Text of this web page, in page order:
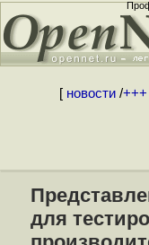
[ новости/+++
для